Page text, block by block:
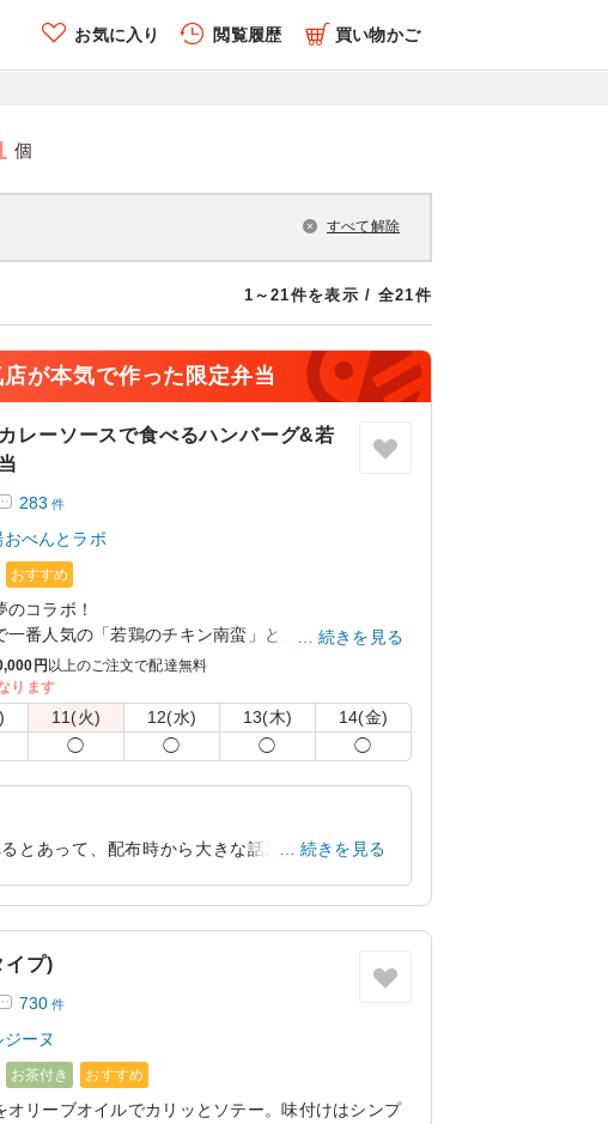
お気に入り 閲覧履歴 買い物かご
個
すべて解除
1～21件を表示 / 全21件
が本気で作った限定弁当
レーソースで食べるハンバーグ&若
283 件
べんとラボ
おすすめ
コラボ！
一番人気の「若鶏のチキン南蛮」と、九州産黒毛和
豚「まるみ豚」を使用した特製ハンバーグを贅沢
欧風カレーソースは甘さのあとにくるスパイスの香
特徴。
菜とも相性抜群！
て、お好みで味の変化もお楽しみいただけます。
続きを見る
円 以上のご注文で配達無料
ります
11(火) 12(水) 13(木) 14(金)
◯ ◯ ◯ ◯
とあって、配布時から大きな話題になりまし
若手スタッフから、圧倒的な支持を集めていま
2026/03/30
続きを見る
イプ)
730 件
ーヌ
お茶付き おすすめ
オリーブオイルでカリッとソテー。味付けはシンプ